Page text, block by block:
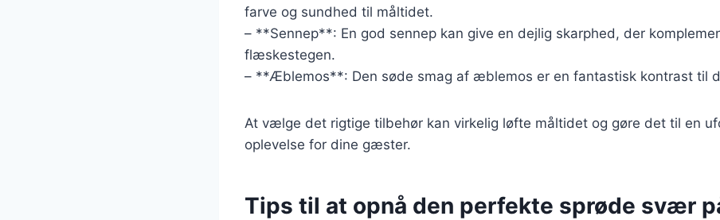
farve og sundhed til måltidet.
– **Sennep**: En god sennep kan give en dejlig skarphed, der
flæskestegen.
– **Æblemos**: Den søde smag af æblemos er en fantastisk kontrast til
At vælge det rigtige tilbehør kan virkelig løfte måltidet og gøre det til en
oplevelse for dine gæster.
Tips til at opnå den perfekte sprøde svær